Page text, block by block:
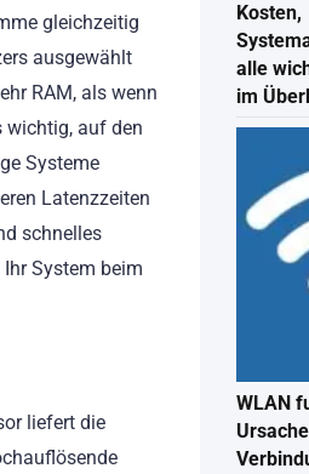
gleichzeitig
ausgewählt
RAM, als wenn
wichtig, auf den
Systeme
Latenzzeiten
schnelles
System beim
liefert die
Kosten,
alle
im
WLAN